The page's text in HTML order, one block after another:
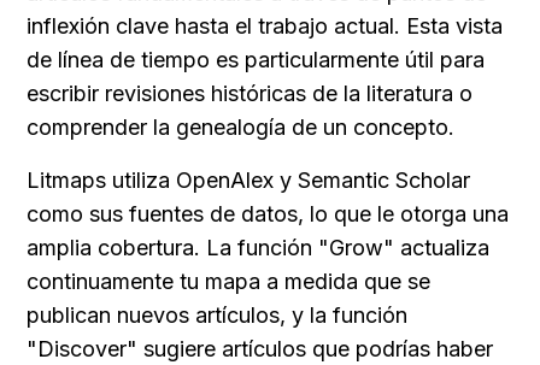
inflexión clave hasta el trabajo actual. Esta vista
de línea de tiempo es particularmente útil para
escribir revisiones históricas de la literatura o
comprender la genealogía de un concepto.
Litmaps utiliza OpenAlex y Semantic Scholar
como sus fuentes de datos, lo que le otorga una
amplia cobertura. La función "Grow" actualiza
continuamente tu mapa a medida que se
publican nuevos artículos, y la función
"Discover" sugiere artículos que podrías haber